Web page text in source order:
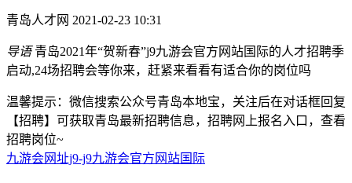
青岛人才网 2021-02-23 10:31
导语青岛2021年“贺新春”j9九游会官方网站国际的人才招聘季
启动,24场招聘会等你来，赶紧来看看有适合你的岗位吗
温馨提示：微信搜索公众号青岛本地宝，关注后在对话框回复
【招聘】可获取青岛最新招聘信息，招聘网上报名入口，查看
招聘岗位~
九游会网址j9-j9九游会官方网站国际